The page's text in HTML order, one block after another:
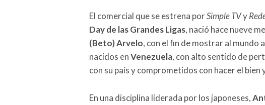
El comercial que se estrena porSimple TVy
Day de las Grandes Ligas, nació hace nueve
(Beto) Arvelo, con el fin de mostrar al mundo
nacidos enVenezuela, con alto sentido de
con su país y comprometidos con hacer el bien
En una disciplina liderada por los japoneses,